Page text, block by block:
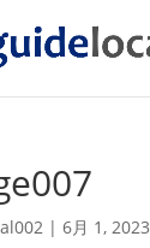
|6月 1, 2023